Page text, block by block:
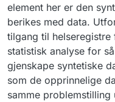
element her er den
berikes med data.
tilgang til
statistisk analyse for
gjenskape syntetiske
som de opprinnelige
samme problemstilling